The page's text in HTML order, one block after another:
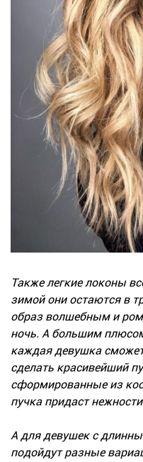
Также легкие локоны
зимой они остаются в
образ волшебным и
ночь. А большим
каждая девушка
сделать красивейший
сформированные из
пучка придаст
А для девушек с
подойдут разные